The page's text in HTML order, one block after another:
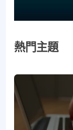
熱門主題